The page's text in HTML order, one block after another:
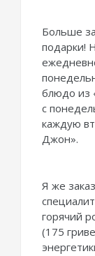
Больше
подарки!
блюдо из
с
каждую
Джон».
Я же
горячий
(175